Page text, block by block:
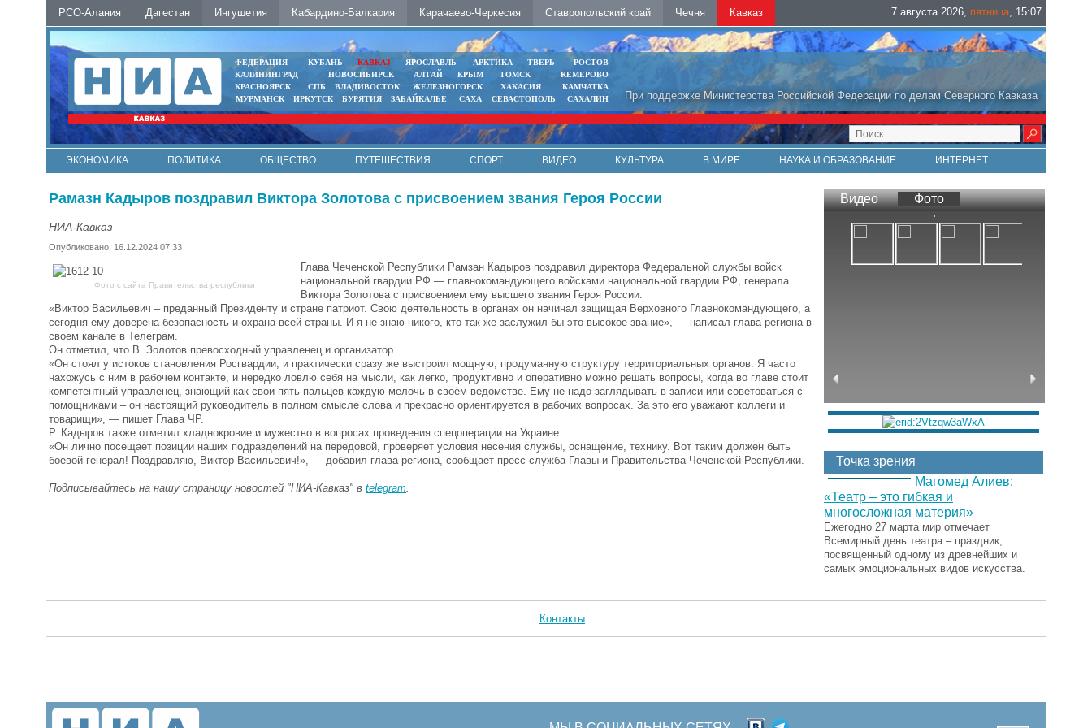
РСО-Алания Дагестан Ингушетия Кабардино-Балкария Карачаево-Черкесия Ставропольский край Чечня Кавказ 7 августа 2026, пятница, 15:07
При поддержке Министерства Российской Федерации по делам Северного Кавказа
ФЕДЕРАЦИЯ КУБАНЬ КАВКАЗ ЯРОСЛАВЛЬ АРКТИКА ТВЕРЬ
РОСТОВ
КАЛИНИНГРАД
НОВОСИБИРСК АЛТАЙ КРЫМ ТОМСК
КЕМЕРОВО
КРАСНОЯРСК
СПБ ВЛАДИВОСТОК ЖЕЛЕЗНОГОРСК ХАКАСИЯ
КАМЧАТКА
МУРМАНСК
ИРКУТСК БУРЯТИЯ ЗАБАЙКАЛЬЕ САХА СЕВАСТОПОЛЬ САХАЛИН
ЭКОНОМИКА ПОЛИТИКА ОБЩЕСТВО ПУТЕШЕСТВИЯ СПОРТ ВИДЕО КУЛЬТУРА В МИРЕ НАУКА И ОБРАЗОВАНИЕ
ИНТЕРНЕТ
Рамазн Кадыров поздравил Виктора Золотова с присвоением звания Героя России
НИА-Кавказ
Опубликовано: 16.12.2024 07:33
Фото с сайта Правительства республики
Глава Чеченской Республики Рамзан Кадыров поздравил директора Федеральной службы войск
национальной гвардии РФ — главнокомандующего войсками национальной гвардии РФ, генерала
Виктора Золотова с присвоением ему высшего звания Героя России.
«Виктор Васильевич – преданный Президенту и стране патриот. Свою деятельность в органах он начинал защищая Верховного Главнокомандующего, а
сегодня ему доверена безопасность и охрана всей страны. И я не знаю никого, кто так же заслужил бы это высокое звание», — написал глава региона в
своем канале в Телеграм.
Он отметил, что В. Золотов превосходный управленец и организатор.
«Он стоял у истоков становления Росгвардии, и практически сразу же выстроил мощную, продуманную структуру территориальных органов. Я часто
нахожусь с ним в рабочем контакте, и нередко ловлю себя на мысли, как легко, продуктивно и оперативно можно решать вопросы, когда во главе стоит
компетентный управленец, знающий как свои пять пальцев каждую мелочь в своём ведомстве. Ему не надо заглядывать в записи или советоваться с
помощниками – он настоящий руководитель в полном смысле слова и прекрасно ориентируется в рабочих вопросах. За это его уважают коллеги и
товарищи», — пишет Глава ЧР.
Р. Кадыров также отметил хладнокровие и мужество в вопросах проведения спецоперации на Украине.
«Он лично посещает позиции наших подразделений на передовой, проверяет условия несения службы, оснащение, технику. Вот таким должен быть
боевой генерал! Поздравляю, Виктор Васильевич!», — добавил глава региона, сообщает пресс-служба Главы и Правительства Чеченской Республики.
Подписывайтесь на нашу страницу новостей "НИА-Кавказ" в telegram
Видео Фото
Точка зрения
Магомед Алиев:
«Театр – это гибкая и
многосложная материя»
Ежегодно 27 марта мир отмечает
Всемирный день театра – праздник,
посвященный одному из древнейших и
самых эмоциональных видов искусства.
Контакты